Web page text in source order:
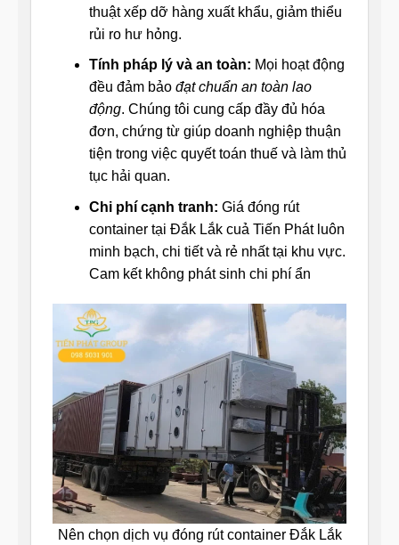
thuật xếp dỡ hàng xuất khẩu, giảm thiểu
rủi ro hư hỏng.
Tính pháp lý và an toàn: Mọi hoạt động
đều đảm bảo đạt chuẩn an toàn lao
động. Chúng tôi cung cấp đầy đủ hóa
đơn, chứng từ giúp doanh nghiệp thuận
tiện trong việc quyết toán thuế và làm thủ
tục hải quan.
Chi phí cạnh tranh: Giá đóng rút
container tại Đắk Lắk cuả Tiến Phát luôn
minh bạch, chi tiết và rẻ nhất tại khu vực.
Cam kết không phát sinh chi phí ẩn
Nên chọn dịch vụ đóng rút container Đắk Lắk